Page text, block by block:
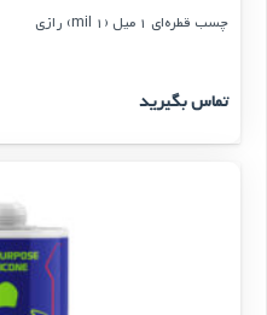
چسب قطره‌ای 1 میل (1 mil) رازی
تماس بگیرید